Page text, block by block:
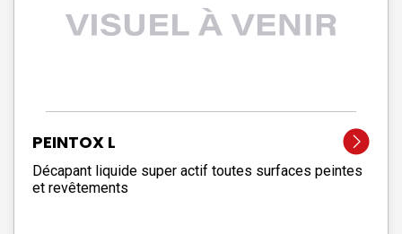
PEINTOX L
Décapant liquide super actif toutes surfaces peintes
et revêtements